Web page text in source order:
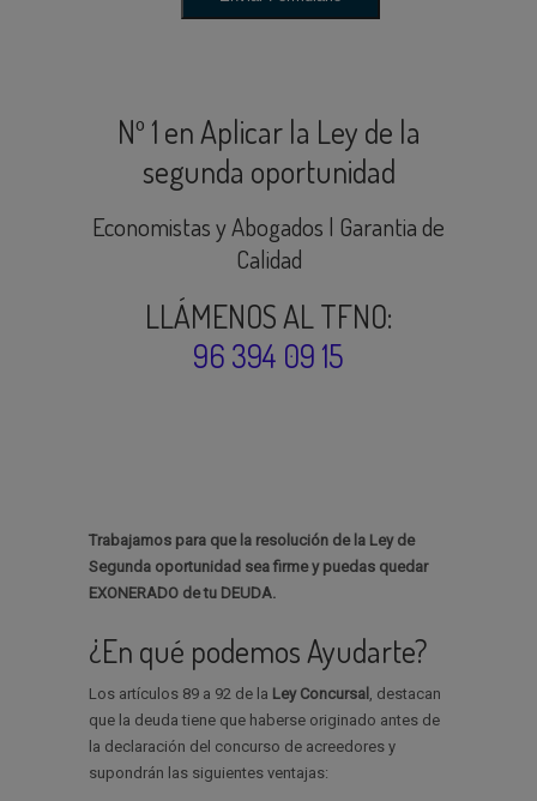
Nº 1 en Aplicar la Ley de la
segunda oportunidad
Economistas y Abogados | Garantia de
Calidad
LLÁMENOS AL TFNO:
96 394 09 15
Trabajamos para que la resolución de la Ley de
Segunda oportunidad sea firme y puedas quedar
EXONERADO de tu DEUDA.
¿En qué podemos Ayudarte?
Los artículos 89 a 92 de la Ley Concursal , destacan
que la deuda tiene que haberse originado antes de
la declaración del concurso de acreedores y
supondrán las siguientes ventajas: